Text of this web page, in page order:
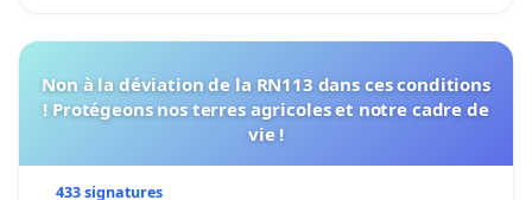
Non à la déviation de la RN113 dans ces conditions
! Protégeons nos terres agricoles et notre cadre de
vie !
433 signatures